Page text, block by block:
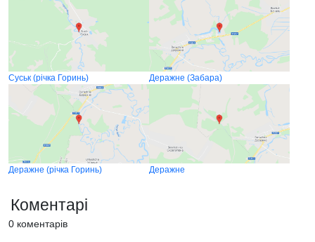
Суськ (річка Горинь) Деражне (Забара)
Деражне (річка Горинь) Деражне
Коментарі
0 коментарів